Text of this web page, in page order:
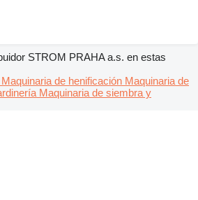
STROM PRAHA a.s. en estas
Maquinaria de henificación Maquinaria de
Maquinaria de siembra y